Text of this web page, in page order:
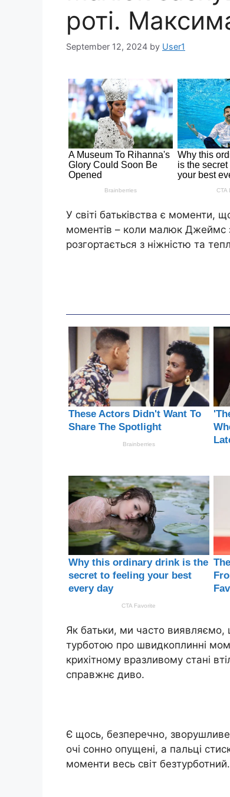
роті.
September 12, 2024 by User1
У світі батьківства є моменти,
моментів – коли малюк Джеймс
розгортається з ніжністю та
Як батьки, ми часто
турботою про швидкоплинні
крихітному вразливому стані
справжнє диво.
Є щось, безперечно,
очі сонно опущені, а пальці
моменти весь світ безтурботний.